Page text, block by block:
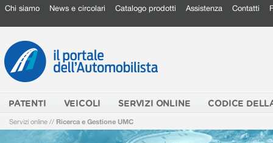
Chi siamo News e circolari Catalogo prodotti Assistenza Contatti
PATENTI VEICOLI SERVIZI ONLINE CODICE
Servizi online // Ricerca e Gestione UMC